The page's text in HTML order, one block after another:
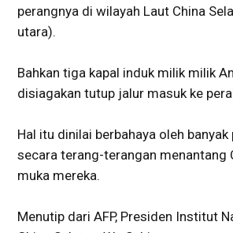
perangnya di wilayah Laut China
utara).
Bahkan tiga kapal induk milik milik
disiagakan tutup jalur masuk ke
Hal itu dinilai berbahaya oleh banyak
secara terang-terangan menantang
muka mereka.
Menutip dari AFP, Presiden Institut